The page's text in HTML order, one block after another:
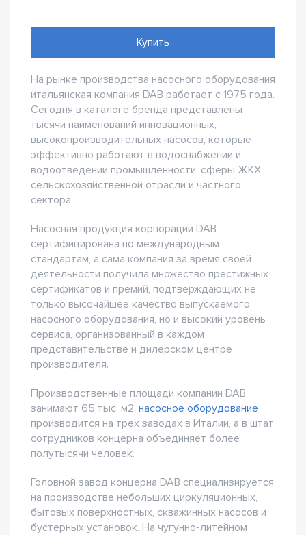
Купить
На рынке производства насосного оборудования
итальянская компания DAB работает с 1975 года.
Сегодня в каталоге бренда представлены
тысячи наименований инновационных,
высокопроизводительных насосов, которые
эффективно работают в водоснабжении и
водоотведении промышленности, сферы ЖКХ,
сельскохозяйственной отрасли и частного
сектора.
Насосная продукция корпорации DAB
сертифицирована по международным
стандартам, а сама компания за время своей
деятельности получила множество престижных
сертификатов и премий, подтверждающих не
только высочайшее качество выпускаемого
насосного оборудования, но и высокий уровень
сервиса, организованный в каждом
представительстве и дилерском центре
производителя.
Производственные площади компании DAB
занимают 65 тыс. м2, насосное оборудование
производится на трех заводах в Италии, а в штат
сотрудников концерна объединяет более
полутысячи человек.
Головной завод концерна DAB специализируется
на производстве небольших циркуляционных,
бытовых поверхностных, скважинных насосов и
бустерных установок. На чугунно-литейном